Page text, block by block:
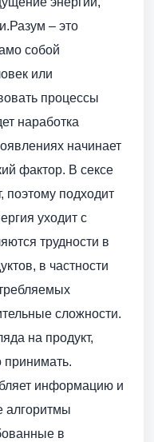
– это
собой
или
процессы
наработка
начинает
фактор. В сексе
поэтому подходит
уходит с
трудности в
в частности
сложности.
на продукт,
принимать.
информацию и
алгоритмы
в